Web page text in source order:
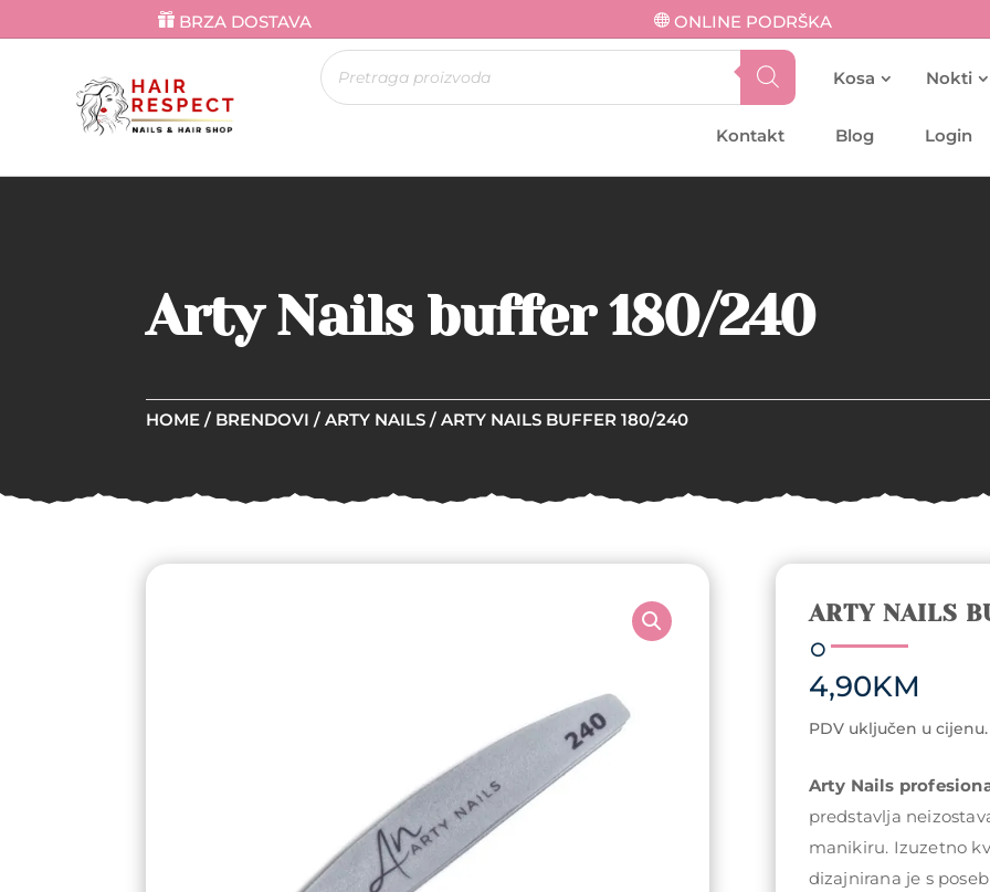
BRZA DOSTAVA ONLINE PODRŠKA
Products
search Kosa Nokti
Kontakt Blog Login
Arty Nails buffer 180/240
HOME / BRENDOVI / ARTY NAILS / ARTY NAILS BUFFER 180/240
ARTY NAILS
4,90KM
PDV uključen u cijenu.
Arty Nails
predstavlja
manikiru. Izuzetno
dizajnirana je s